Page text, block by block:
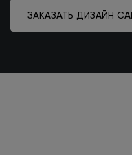
ЗАКАЗАТЬ ДИЗАЙН